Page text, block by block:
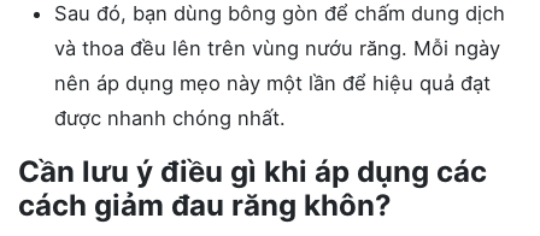
Sau đó, bạn dùng bông gòn để chấm dung dịch
và thoa đều lên trên vùng nướu răng. Mỗi ngày
nên áp dụng mẹo này một lần để hiệu quả đạt
được nhanh chóng nhất.
Cần lưu ý điều gì khi áp dụng các
cách giảm đau răng khôn?